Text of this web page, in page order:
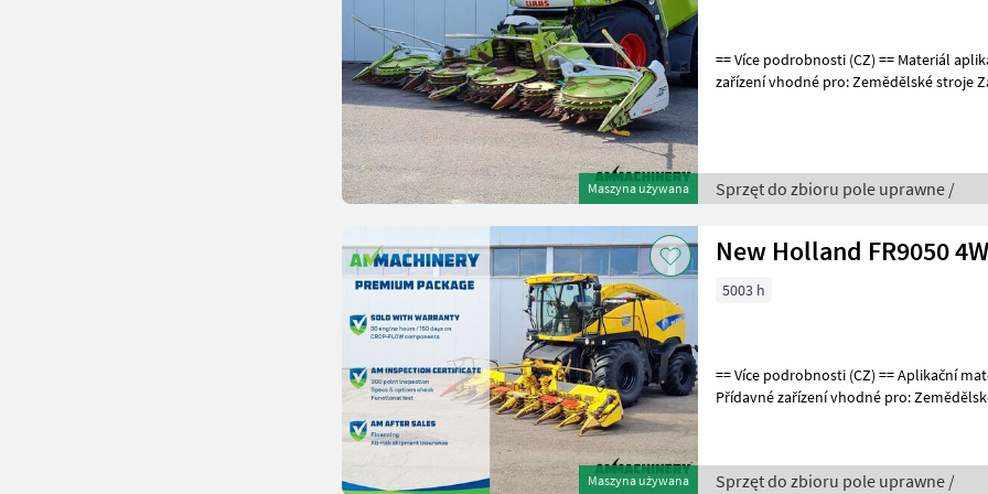
Maszyna używana
== Více podrobnosti (CZ) == Materiál aplikace: Kukuřice Přídavné
zařízení vhodné pro: Zemědělské stroje
Sprzęt do zbioru pole uprawne /
Maszyna używana
New Holland FR9050
5003 h
== Více podrobnosti (CZ) == Aplikační materiály: Tráva, seno a kukuřice
Přídavné zařízení vhodné pro:
Sprzęt do zbioru pole uprawne /